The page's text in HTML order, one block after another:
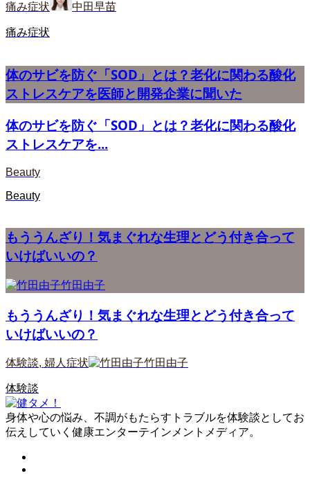
痛み症状 中田早苗
痛み症状
体のサビを防ぐ「SOD」とは？老化に関わる酸化
ストレスケアを医師と開発企業に聞いた
体のサビを防ぐ「SOD」とは？老化に関わる酸化
ストレスケアを...
Beauty
Beauty
もううんざり！気まぐれな生理とどう付き合って
いけばいいの？
竹田由子
もううんざり！気まぐれな生理とどう付き合って
いけばいいの？
体験談, 婦人症状 竹田由子
体験談
身体や心の悩み、不調がもたらすトラブルを体験談としてお
伝えしていく健康エンターテインメントメディア。